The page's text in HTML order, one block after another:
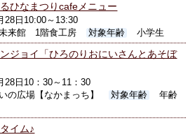
ひなまつりcafeメニュー
28日10:00～13:30
来館 1階食工房 対象年齢 小学生
ジョイ「ひろのりおにいさんとあそぼ
28日10：30～11：30
の広場【なかまっち】 対象年齢
年齢
イム♪